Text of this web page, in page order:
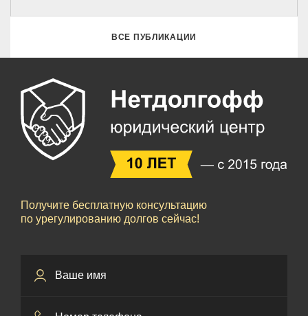
ВСЕ ПУБЛИКАЦИИ
Получите бесплатную консультацию
по урегулированию долгов сейчас!